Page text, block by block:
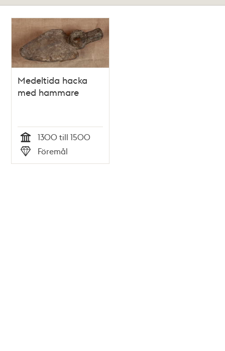
Medeltida hacka
med hammare
Tid
1300 till 1500
Typ
Föremål